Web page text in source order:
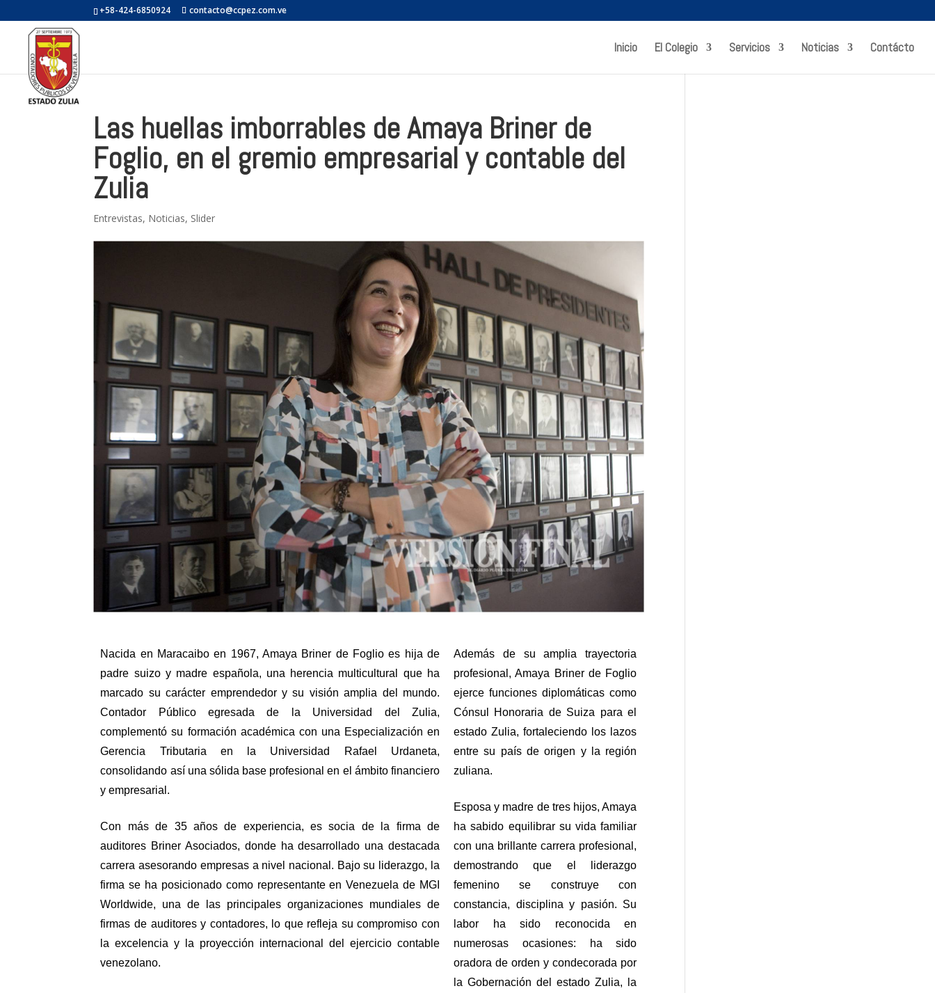
+58-424-6850924 contacto@ccpez.com.ve
Inicio El Colegio Servicios Noticias Contácto
Las huellas imborrables de Amaya Briner de
Foglio, en el gremio empresarial y contable del
Zulia
Entrevistas, Noticias, Slider
Nacida en Maracaibo en 1967, Amaya Briner de Foglio es hija de
padre suizo y madre española, una herencia multicultural que ha
marcado su carácter emprendedor y su visión amplia del mundo.
Contador Público egresada de la Universidad del Zulia,
complementó su formación académica con una Especialización en
Gerencia Tributaria en la Universidad Rafael Urdaneta,
consolidando así una sólida base profesional en el ámbito financiero
y empresarial.
Con más de 35 años de experiencia, es socia de la firma de
auditores Briner Asociados, donde ha desarrollado una destacada
carrera asesorando empresas a nivel nacional. Bajo su liderazgo, la
firma se ha posicionado como representante en Venezuela de MGI
Worldwide, una de las principales organizaciones mundiales de
firmas de auditores y contadores, lo que refleja su compromiso con
la excelencia y la proyección internacional del ejercicio contable
venezolano.
Además de su amplia trayectoria
profesional, Amaya Briner de Foglio
ejerce funciones diplomáticas como
Cónsul Honoraria de Suiza para el
estado Zulia, fortaleciendo los lazos
entre su país de origen y la región
zuliana.
Esposa y madre de tres hijos, Amaya
ha sabido equilibrar su vida familiar
con una brillante carrera profesional,
demostrando que el liderazgo
femenino se construye con
constancia, disciplina y pasión. Su
labor ha sido reconocida en
numerosas ocasiones: ha sido
oradora de orden y condecorada por
la Gobernación del estado Zulia, la